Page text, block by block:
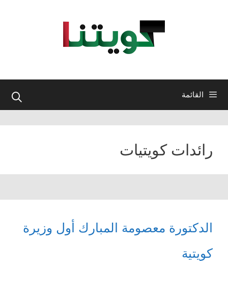
القائمة
رائدات كويتيات
الدكتورة معصومة المبارك أول وزيرة
كويتية